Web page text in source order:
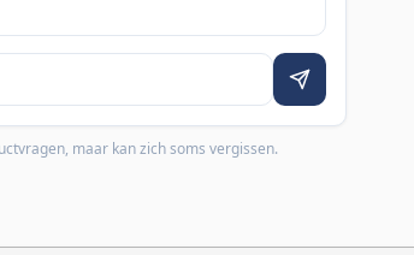
maar kan zich soms vergissen.